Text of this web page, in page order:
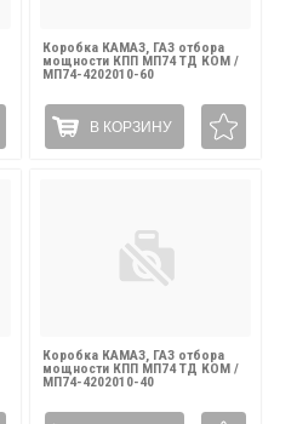
Коробка КАМАЗ, ГАЗ отбора
мощности КПП МП74 ТД КОМ /
МП74-4202010-60
В КОРЗИНУ
Коробка КАМАЗ, ГАЗ отбора
мощности КПП МП74 ТД КОМ /
МП74-4202010-40